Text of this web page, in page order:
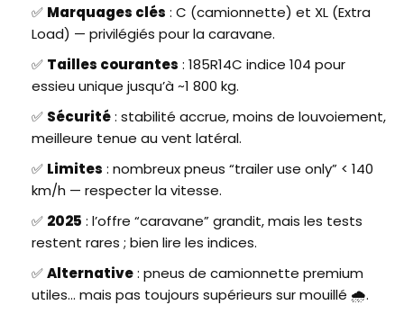
✅ Marquages clés : C (camionnette) et XL (Extra
Load) — privilégiés pour la caravane.
✅ Tailles courantes : 185R14C indice 104 pour
essieu unique jusqu’à ~1 800 kg.
✅ Sécurité: stabilité accrue, moins de louvoiement,
meilleure tenue au vent latéral.
✅ Limites : nombreux pneus “trailer use only” < 140
km/h — respecter la vitesse.
✅ 2025 : l’offre “caravane” grandit, mais les tests
restent rares ; bien lire les indices.
✅Alternative: pneus de camionnette premium
utiles… mais pas toujours supérieurs sur mouillé 🌧️.